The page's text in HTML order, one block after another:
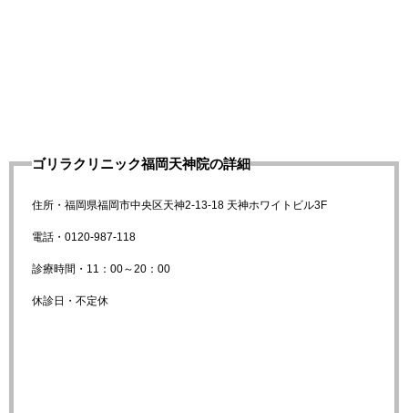
ゴリラクリニック福岡天神院の詳細
住所・福岡県福岡市中央区天神2-13-18 天神ホワイトビル3F
電話・0120-987-118
診療時間・11：00～20：00
休診日・不定休